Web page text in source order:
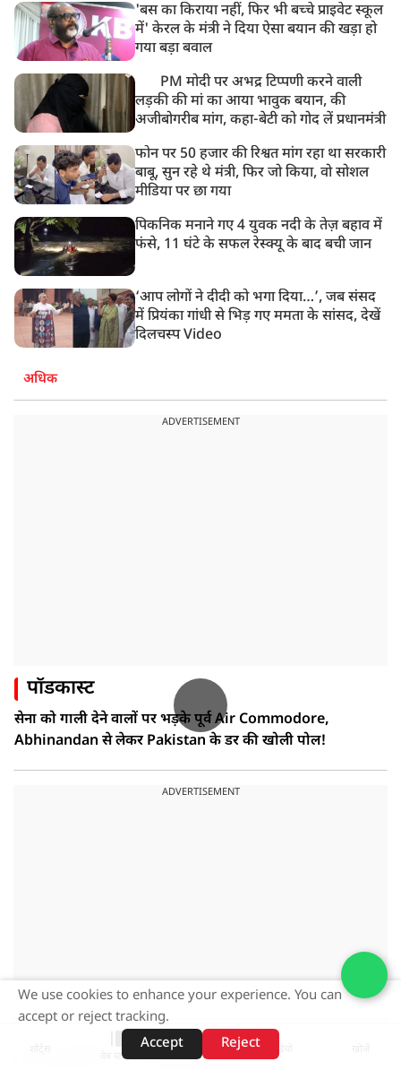
'बस का किराया नहीं, फिर भी बच्चे प्राइवेट स्कूल
में' केरल के मंत्री ने दिया ऐसा बयान की खड़ा हो
गया बड़ा बवाल
PM मोदी पर अभद्र टिप्पणी करने वाली
लड़की की मां का आया भावुक बयान, की
अजीबोगरीब मांग, कहा-बेटी को गोद लें प्रधानमंत्री
फोन पर 50 हजार की रिश्वत मांग रहा था सरकारी
बाबू, सुन रहे थे मंत्री, फिर जो किया, वो सोशल
मीडिया पर छा गया
पिकनिक मनाने गए 4 युवक नदी के तेज़ बहाव में
फंसे, 11 घंटे के सफल रेस्क्यू के बाद बची जान
‘आप लोगों ने दीदी को भगा दिया…’, जब संसद
में प्रियंका गांधी से भिड़ गए ममता के सांसद, देखें
दिलचस्प Video
अधिक
ADVERTISEMENT
पॉडकास्ट
सेना को गाली देने वालों पर भड़के पूर्व Air Commodore,
Abhinandan से लेकर Pakistan के डर की खोली पोल!
ADVERTISEMENT
वेब स्टोरीज़
We use cookies to enhance your experience. You can
accept or reject tracking.
Accept
Reject